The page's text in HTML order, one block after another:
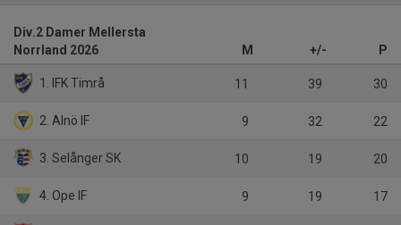
Div.2 Damer Mellersta
Norrland 2026
M +/- P
1. IFK Timrå 11 39 30
2. Alnö IF 9 32 22
3. Selånger SK 10 19 20
4. Ope IF 9 19 17